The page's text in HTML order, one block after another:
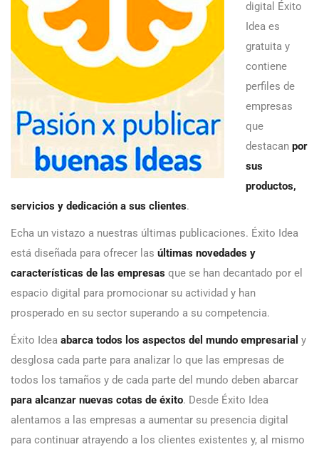
digital Éxito
Idea es
gratuita y
contiene
perfiles de
empresas
que
destacan por
sus
productos,
servicios y dedicación a sus clientes.
Echa un vistazo a nuestras últimas publicaciones. Éxito Idea
está diseñada para ofrecer las últimas novedades y
características de las empresas que se han decantado por el
espacio digital para promocionar su actividad y han
prosperado en su sector superando a su competencia.
Éxito Idea abarca todos los aspectos del mundo empresarial y
desglosa cada parte para analizar lo que las empresas de
todos los tamaños y de cada parte del mundo deben abarcar
para alcanzar nuevas cotas de éxito. Desde Éxito Idea
alentamos a las empresas a aumentar su presencia digital
para continuar atrayendo a los clientes existentes y, al mismo